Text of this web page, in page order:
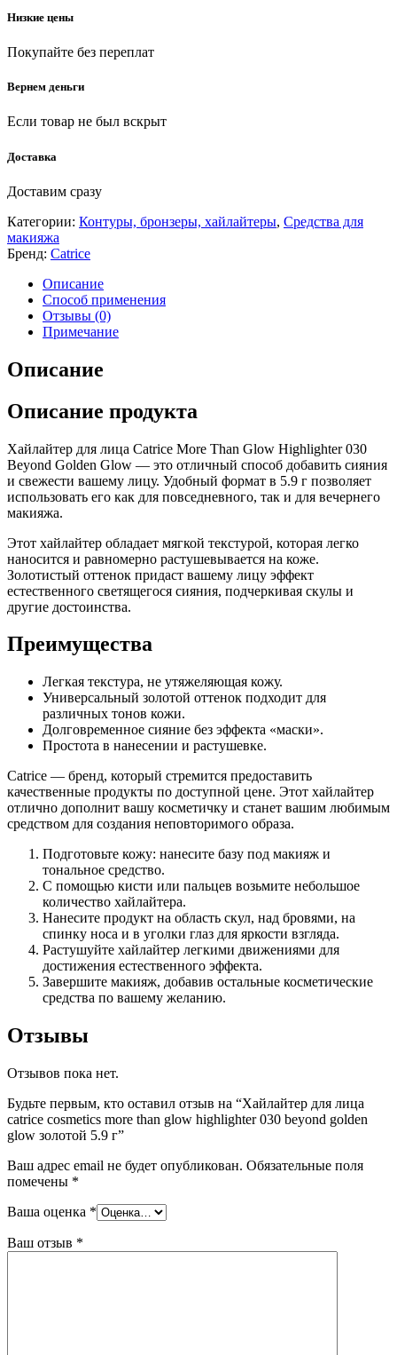
Низкие цены
Покупайте без переплат
Вернем деньги
Если товар не был вскрыт
Доставка
Доставим сразу
Категории: Контуры, бронзеры, хайлайтеры, Средства для
макияжа
Бренд: Catrice
Описание
Способ применения
Отзывы (0)
Примечание
Описание
Описание продукта
Хайлайтер для лица Catrice More Than Glow Highlighter 030
Beyond Golden Glow — это отличный способ добавить сияния
и свежести вашему лицу. Удобный формат в 5.9 г позволяет
использовать его как для повседневного, так и для вечернего
макияжа.
Этот хайлайтер обладает мягкой текстурой, которая легко
наносится и равномерно растушевывается на коже.
Золотистый оттенок придаст вашему лицу эффект
естественного светящегося сияния, подчеркивая скулы и
другие достоинства.
Преимущества
Легкая текстура, не утяжеляющая кожу.
Универсальный золотой оттенок подходит для
различных тонов кожи.
Долговременное сияние без эффекта «маски».
Простота в нанесении и растушевке.
Catrice — бренд, который стремится предоставить
качественные продукты по доступной цене. Этот хайлайтер
отлично дополнит вашу косметичку и станет вашим любимым
средством для создания неповторимого образа.
Подготовьте кожу: нанесите базу под макияж и
тональное средство.
С помощью кисти или пальцев возьмите небольшое
количество хайлайтера.
Нанесите продукт на область скул, над бровями, на
спинку носа и в уголки глаз для яркости взгляда.
Растушуйте хайлайтер легкими движениями для
достижения естественного эффекта.
Завершите макияж, добавив остальные косметические
средства по вашему желанию.
Отзывы
Отзывов пока нет.
Будьте первым, кто оставил отзыв на “Хайлайтер для лица
catrice cosmetics more than glow highlighter 030 beyond golden
glow золотой 5.9 г”
Ваш адрес email не будет опубликован. Обязательные поля
помечены *
Ваша оценка *
Ваш отзыв *